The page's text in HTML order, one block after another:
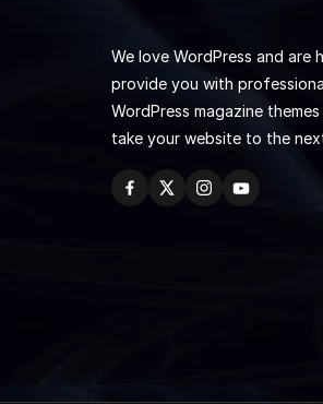
We love WordPress and are
provide you with
WordPress magazine
take your website to the